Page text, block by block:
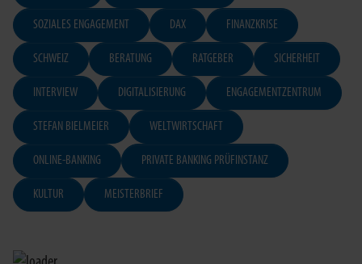
SOZIALES ENGAGEMENT DAX FINANZKRISE
SCHWEIZ BERATUNG RATGEBER SICHERHEIT
INTERVIEW DIGITALISIERUNG ENGAGEMENTZENTRUM
STEFAN BIELMEIER WELTWIRTSCHAFT
ONLINE-BANKING PRIVATE BANKING PRÜFINSTANZ
KULTUR MEISTERBRIEF